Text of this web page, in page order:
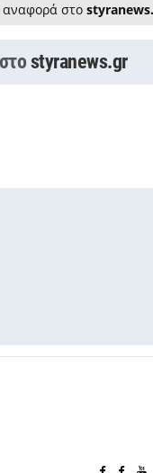
αναφορά στο
styranews.gr